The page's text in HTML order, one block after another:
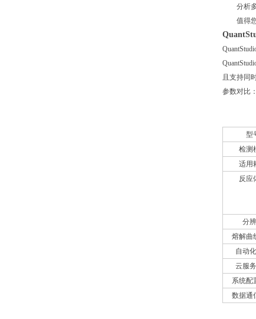
分析多
值得您
且支持同
参数对比：
型
检测
适用
反应
分
熔解曲
自动
云服
系统配
数据通